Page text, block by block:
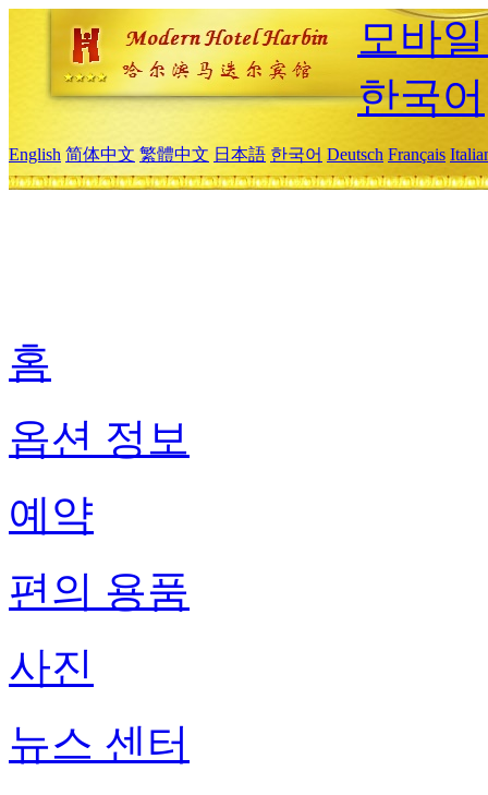
모바
한국어
English 简体中文 繁體中文 日本語 한국어 Deutsch Français
홈
옵션 정보
예약
편의 용품
사진
뉴스 센터